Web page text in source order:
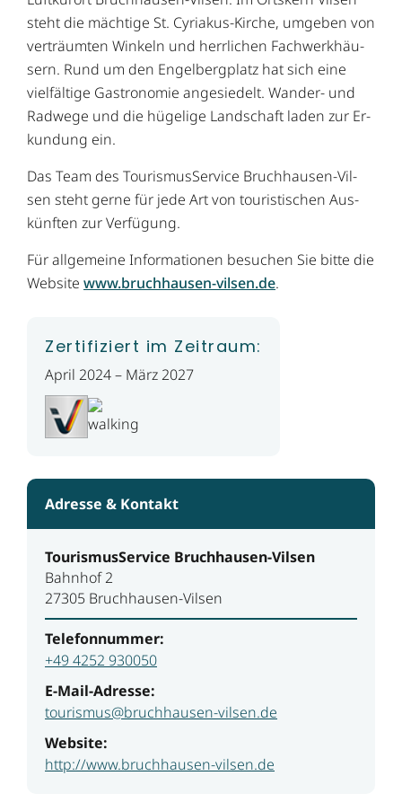
steht die mäch­ti­ge St. Cy­ria­kus-Kir­che, um­ge­ben von
verträum­ten Win­keln und herr­li­chen Fach­werk­häu­
sern. Rund um den Engel­berg­platz hat sich ei­ne
viel­fäl­ti­ge Gas­tro­no­mie an­ge­sie­delt. Wan­der- und
Rad­we­ge und die hü­ge­li­ge Land­schaft la­den zur Er­
kun­dung ein.
Das Team des Tou­ris­mus­Ser­vice Bruch­hau­sen-Vil­
sen steht ger­ne für je­de Art von tou­ris­ti­schen Aus­
künf­ten zur Ver­fü­gung.
Für allgemeine Informationen besuchen Sie bitte die
Website www.bruchhausen-vilsen.de.
Zertifiziert im Zeitraum:
April 2024 – März 2027
Adresse & Kontakt
TourismusService Bruchhausen-Vilsen
Bahnhof 2
27305 Bruchhausen-Vilsen
Telefonnummer:
+49 4252 930050
E-Mail-Adresse:
tourismus@bruchhausen-vilsen.de
Website:
http://www.bruchhausen-vilsen.de